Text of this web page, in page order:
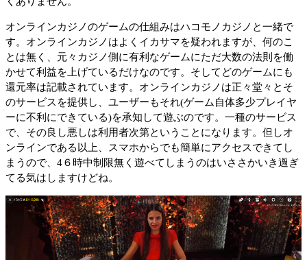
オンラインカジノのゲームの仕組みはハコモノカジノと一緒で
す。オンラインカジノはよくイカサマを疑われますが、何のこ
とは無く、元々カジノ側に有利なゲームにただ大数の法則を働
かせて利益を上げているだけなのです。そしてどのゲームにも
還元率は記載されています。オンラインカジノは正々堂々とそ
のサービスを提供し、ユーザーもそれ(ゲーム自体多少プレイヤ
ーに不利にできている)を承知して遊ぶのです。一種のサービス
で、その良し悪しは利用者次第ということになります。但しオ
ンラインである以上、スマホからでも簡単にアクセスできてし
まうので、4６時中制限無く遊べてしまうのはいささかいき過ぎ
てる気はしますけどね。